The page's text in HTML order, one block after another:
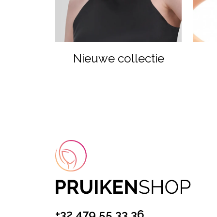
Nieuwe collectie